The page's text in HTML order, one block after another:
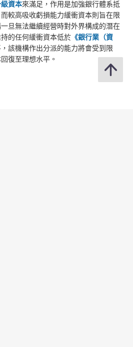
資本來滿足，作用是加強銀行體系抵
較高吸收虧損能力緩衝資本則旨在限
旦無法繼續經營時對外界構成的潛在
的任何緩衝資本低於 《銀行業（資
該機構作出分派的能力將會受到限
復至理想水平。